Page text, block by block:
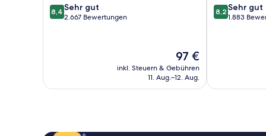
8.4
von
8,4 Sehr gut
2.667 Bewertungen
Der
Preis
beträgt
97 €
inkl. Steuern & Gebühren
11. Aug.–12. Aug.
8.2
von
8,2 Sehr gut
1.883